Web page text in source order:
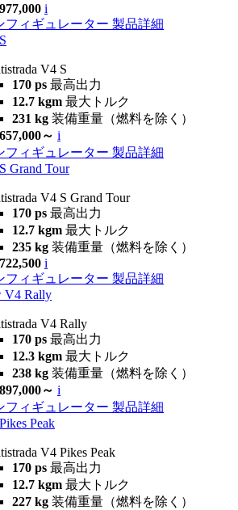
i
フィギュレーター 製品詳細
V4 S
170 ps 最高出力
12.7 kgm 最大トルク
231 kg 装備重量（燃料を除く）
～ i
フィギュレーター 製品詳細
Grand Tour
V4 S Grand Tour
170 ps 最高出力
12.7 kgm 最大トルク
235 kg 装備重量（燃料を除く）
i
フィギュレーター 製品詳細
V4 Rally
V4 Rally
170 ps 最高出力
12.3 kgm 最大トルク
238 kg 装備重量（燃料を除く）
～ i
フィギュレーター 製品詳細
Peak
V4 Pikes Peak
170 ps 最高出力
12.7 kgm 最大トルク
227 kg 装備重量（燃料を除く）